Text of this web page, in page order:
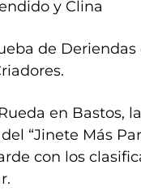
y Clina
de Deriendas
en Bastos,
“Jinete Más
con los